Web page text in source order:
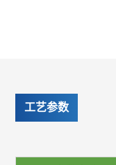
工艺参数